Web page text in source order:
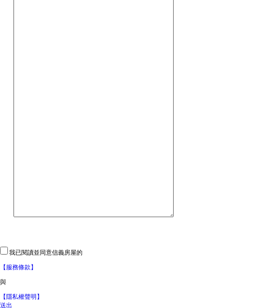
我已閱讀並同意信義房屋的
【服務條款】
與
【隱私權聲明】
送出